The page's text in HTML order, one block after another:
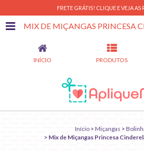
FRETE GRÁTIS! CLIQUE E VEJA AS
INÍCIO PRODUTOS
Início > Miçangas >
> Mix de Miçangas Princesa